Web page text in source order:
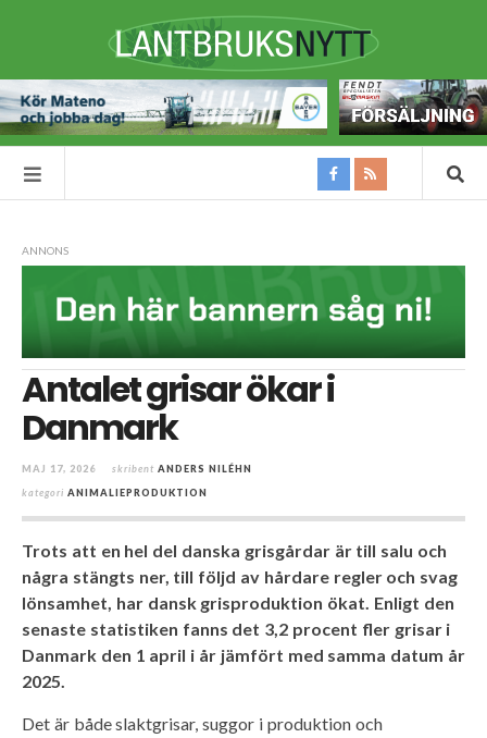
ANNONS
Antalet grisar ökar i
Danmark
MAJ 17, 2026 skribent ANDERS NILÉHN
kategori ANIMALIEPRODUKTION
Trots att en hel del danska grisgårdar är till salu och
några stängts ner, till följd av hårdare regler och svag
lönsamhet, har dansk grisproduktion ökat. Enligt den
senaste statistiken fanns det 3,2 procent fler grisar i
Danmark den 1 april i år jämfört med samma datum år
2025.
Det är både slaktgrisar, suggor i produktion och